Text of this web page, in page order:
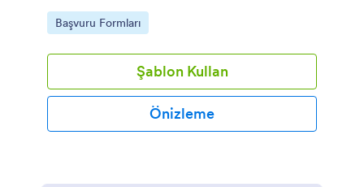
Jotform ile yönlendirme programı başvurularınızı
hızlıca yönetmenizi sağlar.
Go to Category:
Başvuru Formları
Şablon Kullan
Önizleme